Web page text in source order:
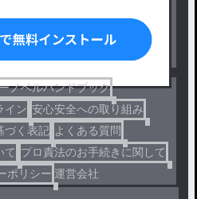
ドラマ
ノベルハンドブック
イン 安心安全への取り組み
づく表記 よくある質問
て プロ責法のお手続きに関して
ポリシー 運営会社